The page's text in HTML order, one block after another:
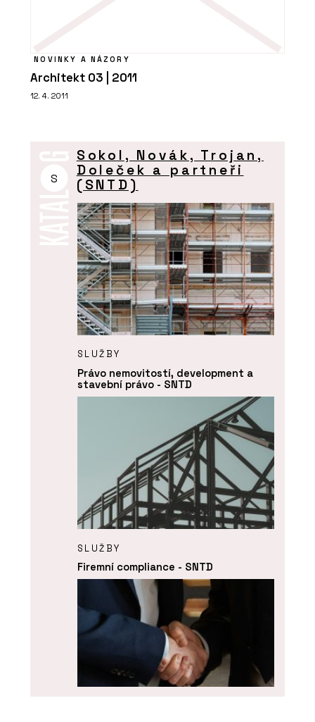
NOVINKY A NÁZORY
Architekt 03 | 2011
12. 4. 2011
S
Sokol, Novák, Trojan,
Doleček a partneři
(SNTD)
SLUŽBY
Právo nemovitostí, development a
stavební právo - SNTD
SLUŽBY
Firemní compliance - SNTD